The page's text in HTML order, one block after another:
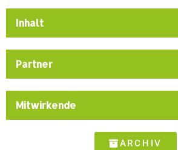
Inhalt
Partner
Mitwirkende
ARCHIV